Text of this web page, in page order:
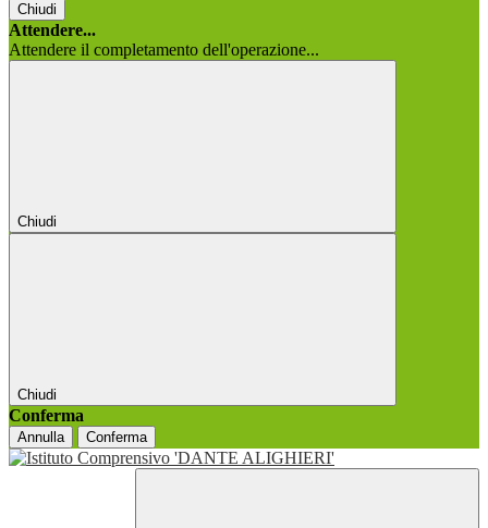
Chiudi
Attendere...
Attendere il completamento dell'operazione...
Chiudi
Chiudi
Conferma
Annulla Conferma